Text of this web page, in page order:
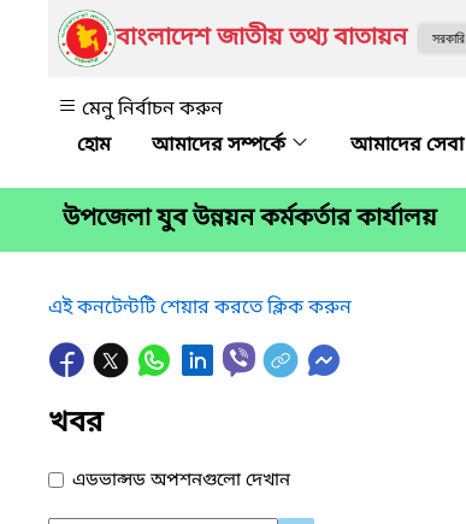
বাংলাদেশ জাতীয় তথ্য বাতায়ন
মেনু নির্বাচন করুন
আমাদের সম্পর্কে
আমাদের সেবা
উপজেলা যুব উন্নয়ন কর্মকর্তার কার্যালয়
এই কনটেন্টটি শেয়ার করতে ক্লিক করুন
খবর
এডভান্সড অপশনগুলো দেখান